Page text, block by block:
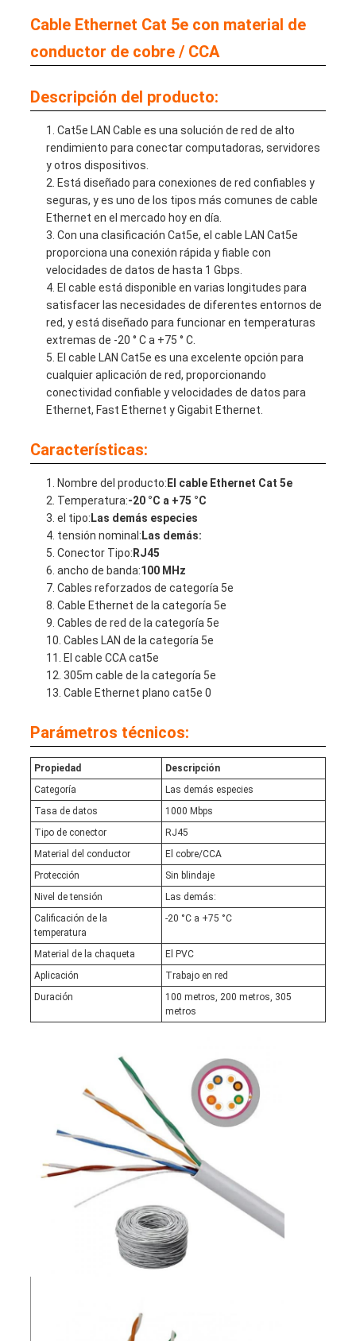
Cable Ethernet Cat 5e con material de
conductor de cobre / CCA
Descripción del producto:
Cat5e LAN Cable es una solución de red de alto
rendimiento para conectar computadoras, servidores
y otros dispositivos.
Está diseñado para conexiones de red confiables y
seguras, y es uno de los tipos más comunes de cable
Ethernet en el mercado hoy en día.
Con una clasificación Cat5e, el cable LAN Cat5e
proporciona una conexión rápida y fiable con
velocidades de datos de hasta 1 Gbps.
El cable está disponible en varias longitudes para
satisfacer las necesidades de diferentes entornos de
red, y está diseñado para funcionar en temperaturas
extremas de -20 ° C a +75 ° C.
El cable LAN Cat5e es una excelente opción para
cualquier aplicación de red, proporcionando
conectividad confiable y velocidades de datos para
Ethernet, Fast Ethernet y Gigabit Ethernet.
Características:
Nombre del producto: El cable Ethernet Cat 5e
Temperatura:-20 °C a +75 °C
el tipo: Las demás especies
tensión nominal: Las demás:
Conector Tipo: RJ45
ancho de banda:100 MHz
Cables reforzados de categoría 5e
Cable Ethernet de la categoría 5e
Cables de red de la categoría 5e
Cables LAN de la categoría 5e
El cable CCA cat5e
305m cable de la categoría 5e
Cable Ethernet plano cat5e 0
Parámetros técnicos:
Propiedad
Descripción
Categoría
Las demás especies
Tasa de datos
1000 Mbps
Tipo de conector
RJ45
Material del conductor
El cobre/CCA
Protección
Sin blindaje
Nivel de tensión
Las demás:
Calificación de la
temperatura
-20 °C a +75 °C
Material de la chaqueta
El PVC
Aplicación
Trabajo en red
Duración
100 metros, 200 metros, 305
metros